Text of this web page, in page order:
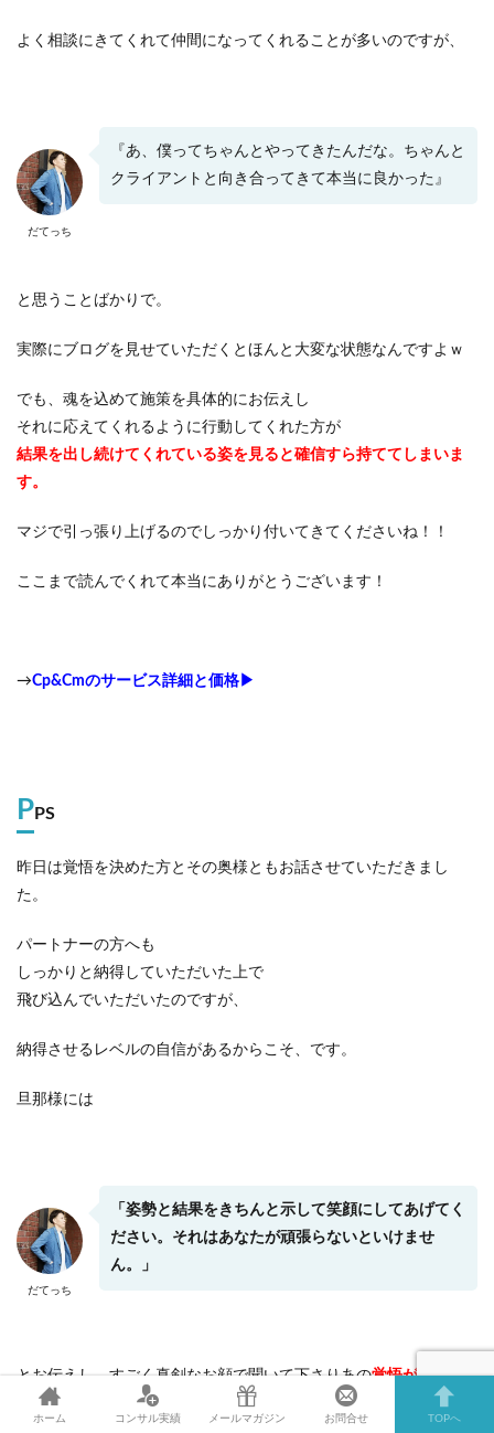
よく相談にきてくれて仲間になってくれることが多いのですが、
だてっち
『あ、僕ってちゃんとやってきたんだな。ちゃんと
クライアントと向き合ってきて本当に良かった』
と思うことばかりで。
実際にブログを見せていただくとほんと大変な状態なんですよｗ
でも、魂を込めて施策を具体的にお伝えし
それに応えてくれるように行動してくれた方が
結果を出し続けてくれている姿を見ると確信すら持ててしまいま
す。
マジで引っ張り上げるのでしっかり付いてきてくださいね！！
ここまで読んでくれて本当にありがとうございます！
→Cp&Cmのサービス詳細と価格▶
PPS
昨日は覚悟を決めた方とその奥様ともお話させていただきまし
た。
パートナーの方へも
しっかりと納得していただいた上で
飛び込んでいただいたのですが、
納得させるレベルの自信があるからこそ、です。
旦那様には
だてっち
「姿勢と結果をきちんと示して笑顔にしてあげてく
ださい。それはあなたが頑張らないといけませ
ん。」
とお伝えし、すごく真剣なお顔で聞いて下さりあの覚悟が決まっ
た眼差し
は今でも忘れません。
ホーム コンサル実績 メールマガジン お問合せ TOPへ